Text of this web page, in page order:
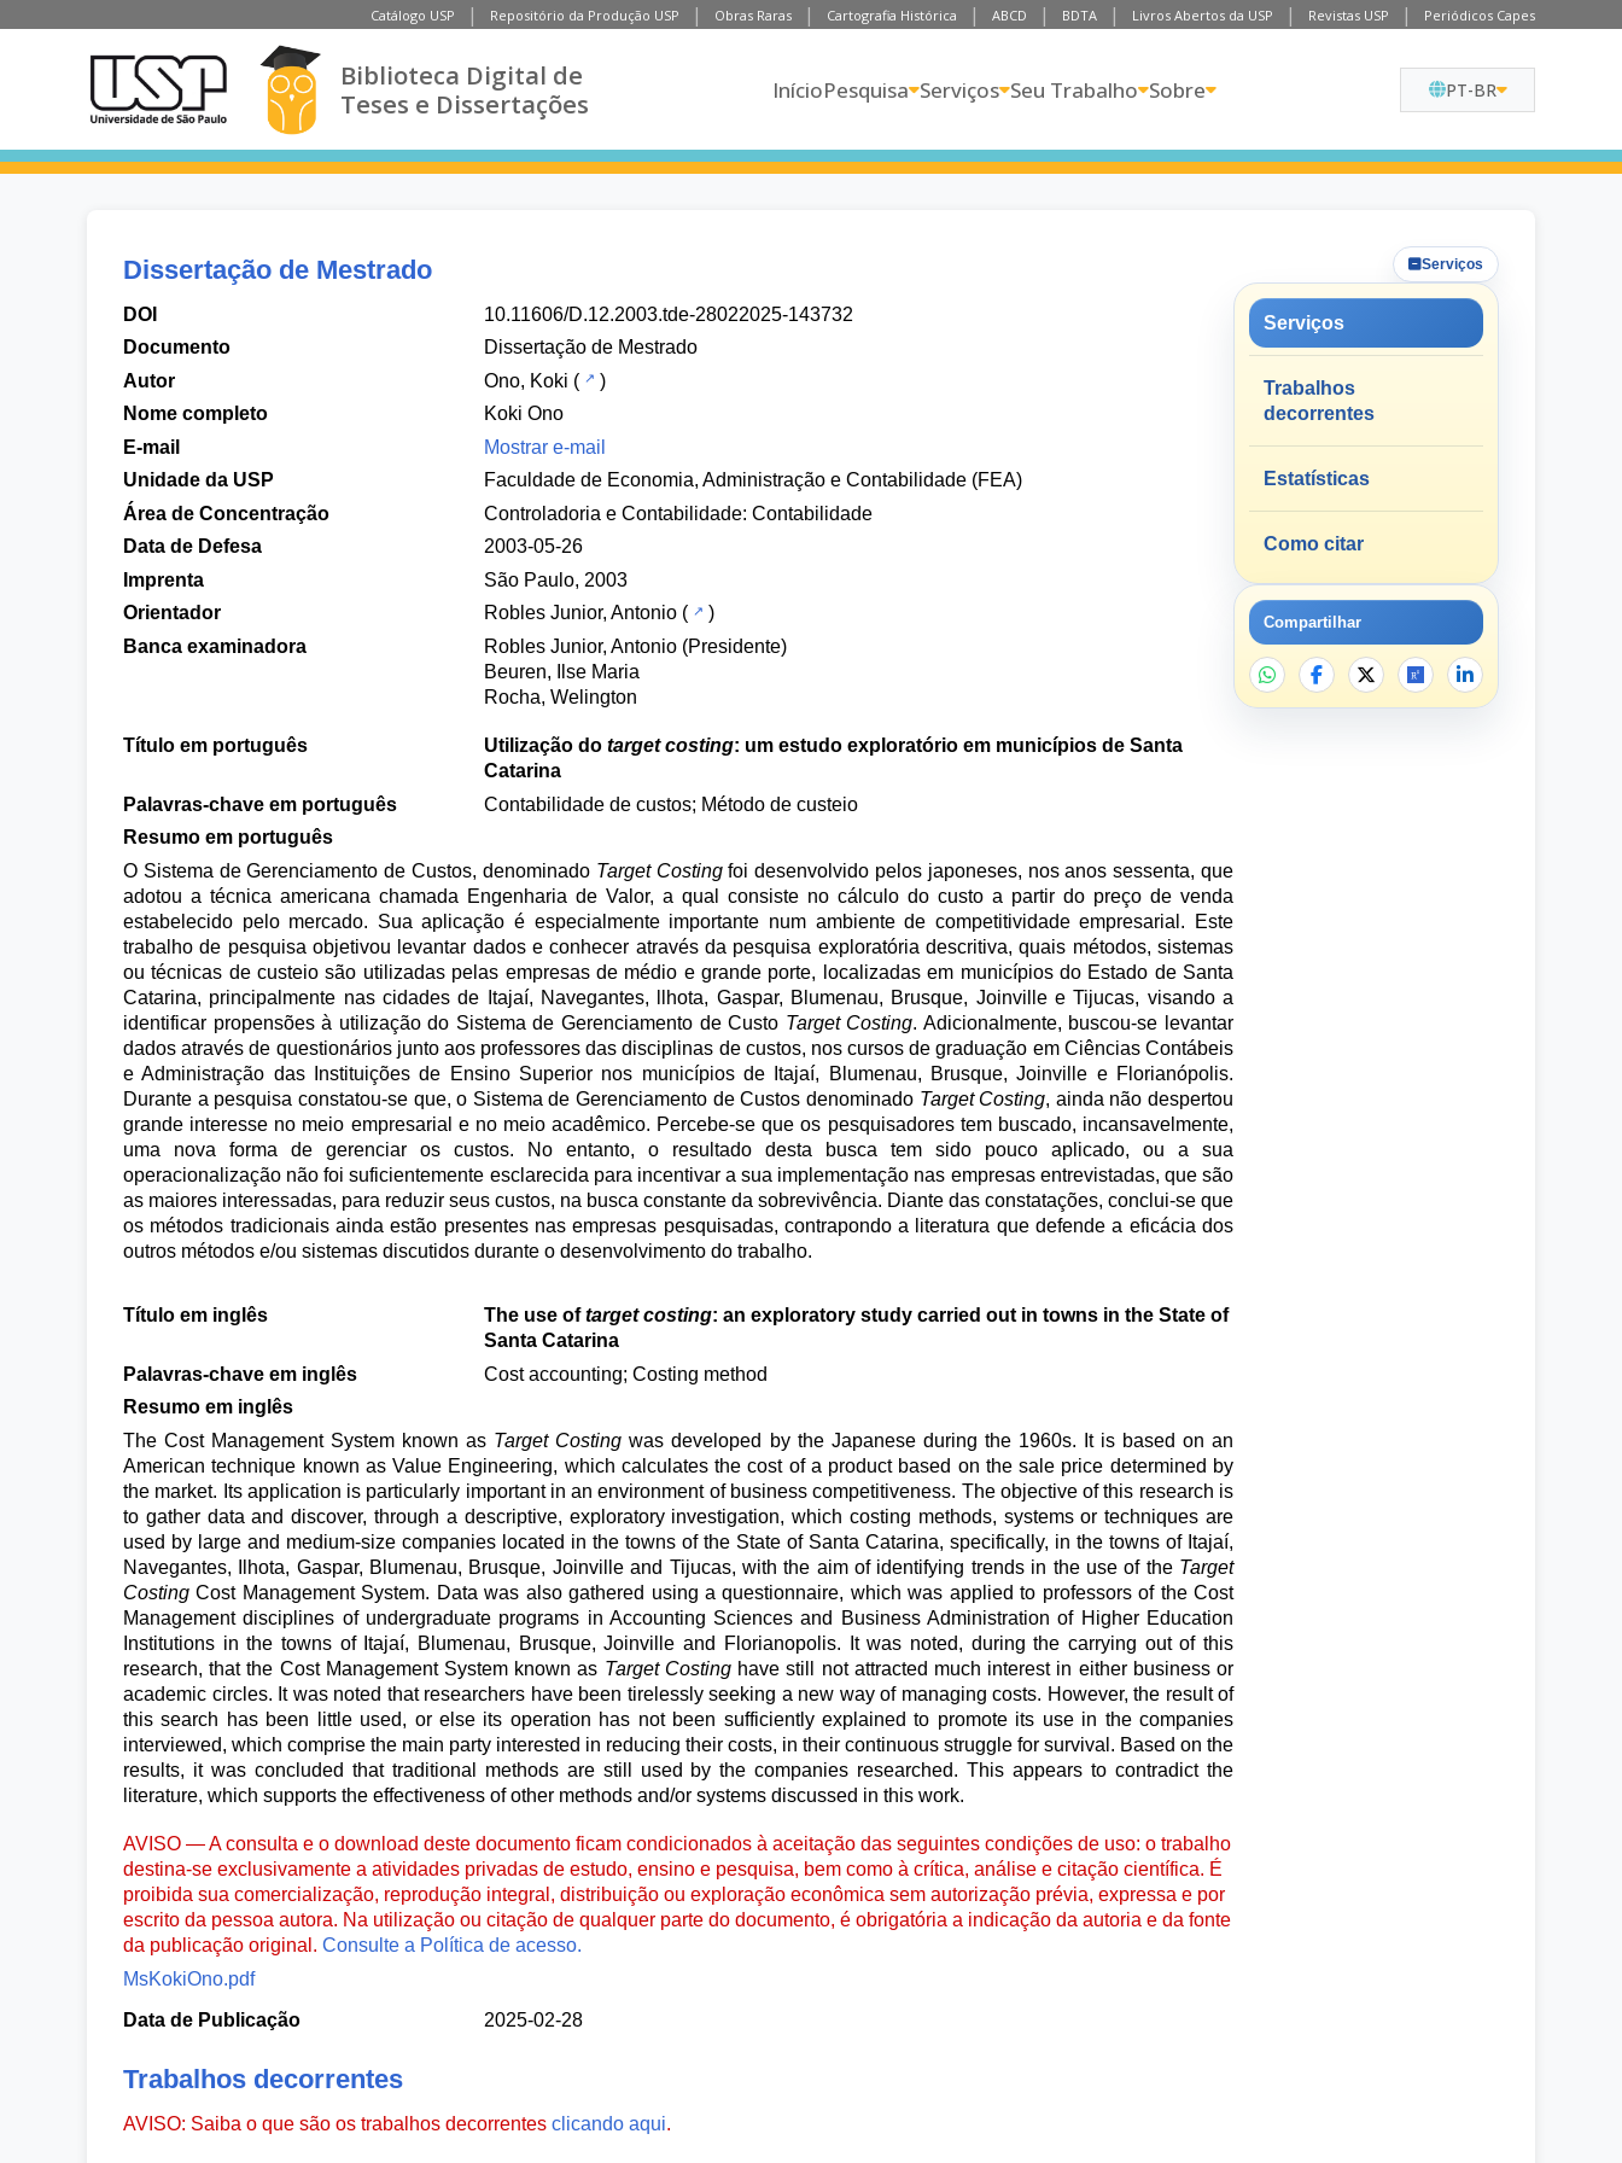
Catálogo USP Repositório da Produção USP Obras Raras Cartografia Histórica ABCD BDTA Livros Abertos da USP Revistas USP Periódicos Capes
Biblioteca Digital de
Teses e Dissertações
InícioPesquisa Serviços Seu Trabalho Sobre PT-BR
Dissertação de Mestrado
DOI
10.11606/D.12.2003.tde-28022025-143732
Documento
Dissertação de Mestrado
Autor
Ono, Koki (
)
Nome completo
Koki Ono
E-mail
Mostrar e-mail
Unidade da USP
Faculdade de Economia, Administração e Contabilidade (FEA)
Área de Concentração
Controladoria e Contabilidade: Contabilidade
Data de Defesa
2003-05-26
Imprenta
São Paulo, 2003
Orientador
Robles Junior, Antonio (
)
Banca examinadora
Robles Junior, Antonio (Presidente)
Beuren, Ilse Maria
Rocha, Welington
Título em português Utilização do target costing: um estudo exploratório em municípios de Santa
Catarina
Palavras-chave em português
Contabilidade de custos; Método de custeio
Resumo em português
O Sistema de Gerenciamento de Custos, denominado Target Costingfoi desenvolvido pelos japoneses, nos anos sessenta, que
adotou a técnica americana chamada Engenharia de Valor, a qual consiste no cálculo do custo a partir do preço de venda
estabelecido pelo mercado. Sua aplicação é especialmente importante num ambiente de competitividade empresarial. Este
trabalho de pesquisa objetivou levantar dados e conhecer através da pesquisa exploratória descritiva, quais métodos, sistemas
ou técnicas de custeio são utilizadas pelas empresas de médio e grande porte, localizadas em municípios do Estado de Santa
Catarina, principalmente nas cidades de Itajaí, Navegantes, llhota, Gaspar, Blumenau, Brusque, Joinville e Tijucas, visando a
identificar propensões à utilização do Sistema de Gerenciamento de Custo Target Costing. Adicionalmente, buscou-se levantar
dados através de questionários junto aos professores das disciplinas de custos, nos cursos de graduação em Ciências Contábeis
e Administração das Instituições de Ensino Superior nos municípios de Itajaí, Blumenau, Brusque, Joinville e Florianópolis.
Durante a pesquisa constatou-se que, o Sistema de Gerenciamento de Custos denominado Target Costing, ainda não despertou
grande interesse no meio empresarial e no meio acadêmico. Percebe-se que os pesquisadores tem buscado, incansavelmente,
uma nova forma de gerenciar os custos. No entanto, o resultado desta busca tem sido pouco aplicado, ou a sua
operacionalização não foi suficientemente esclarecida para incentivar a sua implementação nas empresas entrevistadas, que são
as maiores interessadas, para reduzir seus custos, na busca constante da sobrevivência. Diante das constatações, conclui-se que
os métodos tradicionais ainda estão presentes nas empresas pesquisadas, contrapondo a literatura que defende a eficácia dos
outros métodos e/ou sistemas discutidos durante o desenvolvimento do trabalho.
Título em inglês The use oftarget costing: an exploratory study carried out in towns in the State of
Santa Catarina
Palavras-chave em inglês
Cost accounting; Costing method
Resumo em inglês
The Cost Management System known as Target Costing was developed by the Japanese during the 1960s. It is based on an
American technique known as Value Engineering, which calculates the cost of a product based on the sale price determined by
the market. Its application is particularly important in an environment of business competitiveness. The objective of this research is
to gather data and discover, through a descriptive, exploratory investigation, which costing methods, systems or techniques are
used by large and medium-size companies located in the towns of the State of Santa Catarina, specifically, in the towns of Itajaí,
Navegantes, Ilhota, Gaspar, Blumenau, Brusque, Joinville and Tijucas, with the aim of identifying trends in the use of the Target
Costing Cost Management System. Data was also gathered using a questionnaire, which was applied to professors of the Cost
Management disciplines of undergraduate programs in Accounting Sciences and Business Administration of Higher Education
Institutions in the towns of Itajaí, Blumenau, Brusque, Joinville and Florianopolis. It was noted, during the carrying out of this
research, that the Cost Management System known as Target Costinghave still not attracted much interest in either business or
academic circles. It was noted that researchers have been tirelessly seeking a new way of managing costs. However, the result of
this search has been little used, or else its operation has not been sufficiently explained to promote its use in the companies
interviewed, which comprise the main party interested in reducing their costs, in their continuous struggle for survival. Based on the
results, it was concluded that traditional methods are still used by the companies researched. This appears to contradict the
literature, which supports the effectiveness of other methods and/or systems discussed in this work.
AVISO — A consulta e o download deste documento ficam condicionados à aceitação das seguintes condições de uso: o trabalho
destina-se exclusivamente a atividades privadas de estudo, ensino e pesquisa, bem como à crítica, análise e citação científica. É
proibida sua comercialização, reprodução integral, distribuição ou exploração econômica sem autorização prévia, expressa e por
escrito da pessoa autora. Na utilização ou citação de qualquer parte do documento, é obrigatória a indicação da autoria e da fonte
da publicação original. Consulte a Política de acesso.
MsKokiOno.pdf
Data de Publicação
2025-02-28
Trabalhos decorrentes
AVISO: Saiba o que são os trabalhos decorrentes clicando aqui.
Serviços
Serviços
Trabalhos
decorrentes
Estatísticas
Como citar
Compartilhar